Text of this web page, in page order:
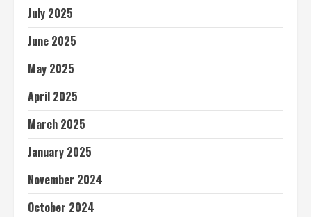
July 2025
June 2025
May 2025
April 2025
March 2025
January 2025
November 2024
October 2024